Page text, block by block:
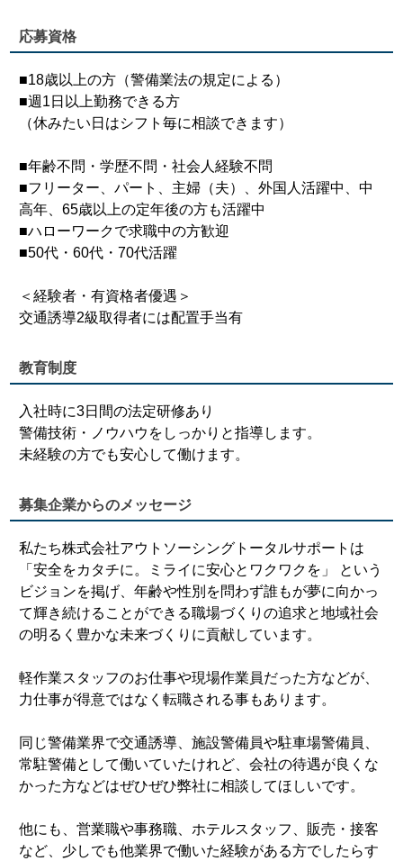
応募資格
■18歳以上の方（警備業法の規定による）
■週1日以上勤務できる方
（休みたい日はシフト毎に相談できます）
■年齢不問・学歴不問・社会人経験不問
■フリーター、パート、主婦（夫）、外国人活躍中、中
高年、65歳以上の定年後の方も活躍中
■ハローワークで求職中の方歓迎
■50代・60代・70代活躍
＜経験者・有資格者優遇＞
交通誘導2級取得者には配置手当有
教育制度
入社時に3日間の法定研修あり
警備技術・ノウハウをしっかりと指導します。
未経験の方でも安心して働けます。
募集企業からのメッセージ
私たち株式会社アウトソーシングトータルサポートは
「安全をカタチに。ミライに安心とワクワクを」 という
ビジョンを掲げ、年齢や性別を問わず誰もが夢に向かっ
て輝き続けることができる職場づくりの追求と地域社会
の明るく豊かな未来づくりに貢献しています。
軽作業スタッフのお仕事や現場作業員だった方などが、
力仕事が得意ではなく転職される事もあります。
同じ警備業界で交通誘導、施設警備員や駐車場警備員、
常駐警備として働いていたけれど、会社の待遇が良くな
かった方などはぜひぜひ弊社に相談してほしいです。
他にも、営業職や事務職、ホテルスタッフ、販売・接客
など、少しでも他業界で働いた経験がある方でしたらす